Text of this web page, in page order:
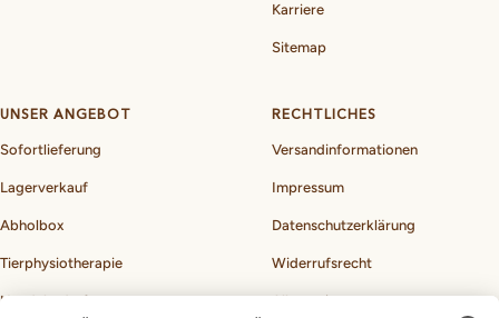
Karriere
Sitemap
UNSER ANGEBOT
Sofortlieferung
Lagerverkauf
Abholbox
Tierphysiotherapie
Hundebedarf
RECHTLICHES
Versandinformationen
Impressum
Datenschutzerklärung
Widerrufsrecht
Allgemeine